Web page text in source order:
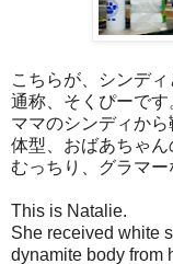
こちらが、シンディ
通称、そくぴーです
ママのシンディか
体型、おばあちゃん
むっちり、グラマ
This is Natalie.
She received white
dynamite body from